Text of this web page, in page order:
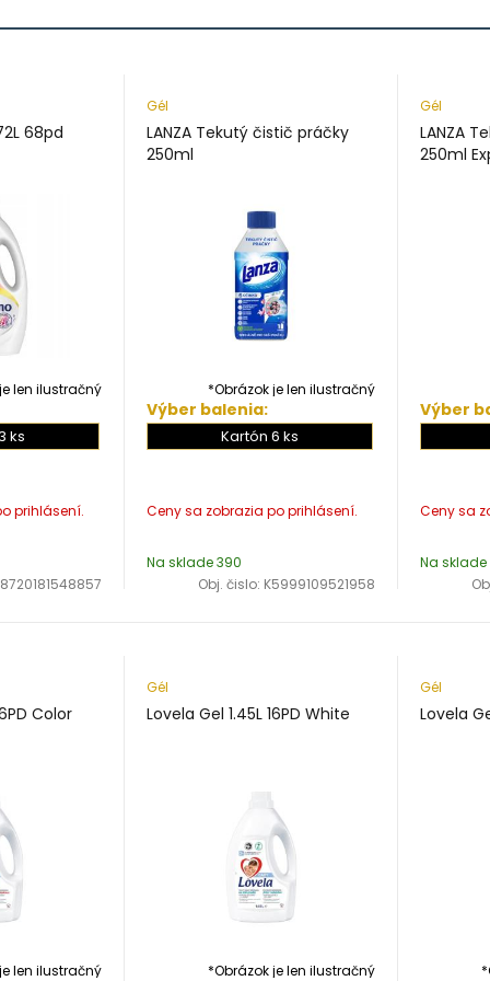
68pd
len ilustračný
ks
Gél
LANZA Tekutý čistič práčky
250ml
*Obrázok je len ilustračný
Výber balenia:
Kartón 6 ks
Na sklade 390
Obj. čislo: K5999109521958
Gél
LANZA
250ml
Výber
Na sklade
Color
len ilustračný
Gél
Lovela Gel 1.45L 16PD White
*Obrázok je len ilustračný
Gél
Lovela